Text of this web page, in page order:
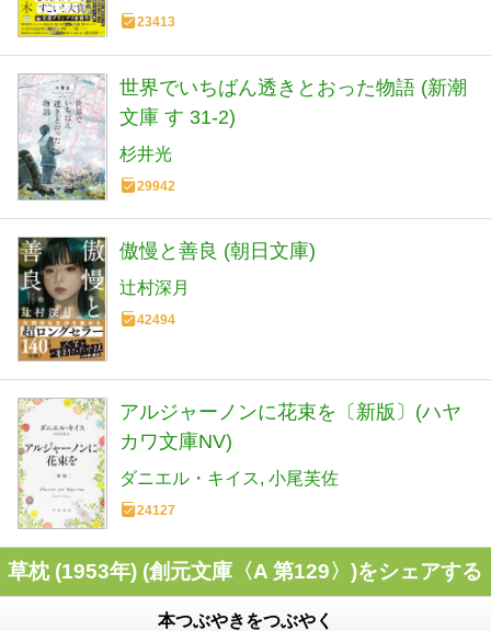
23413
世界でいちばん透きとおった物語 (新潮
文庫 す 31-2)
杉井光
29942
傲慢と善良 (朝日文庫)
辻村深月
42494
アルジャーノンに花束を〔新版〕(ハヤ
カワ文庫NV)
ダニエル・キイス 小尾芙佐
24127
草枕 (1953年) (創元文庫〈A 第129〉)をシェアする
本つぶやきをつぶやく